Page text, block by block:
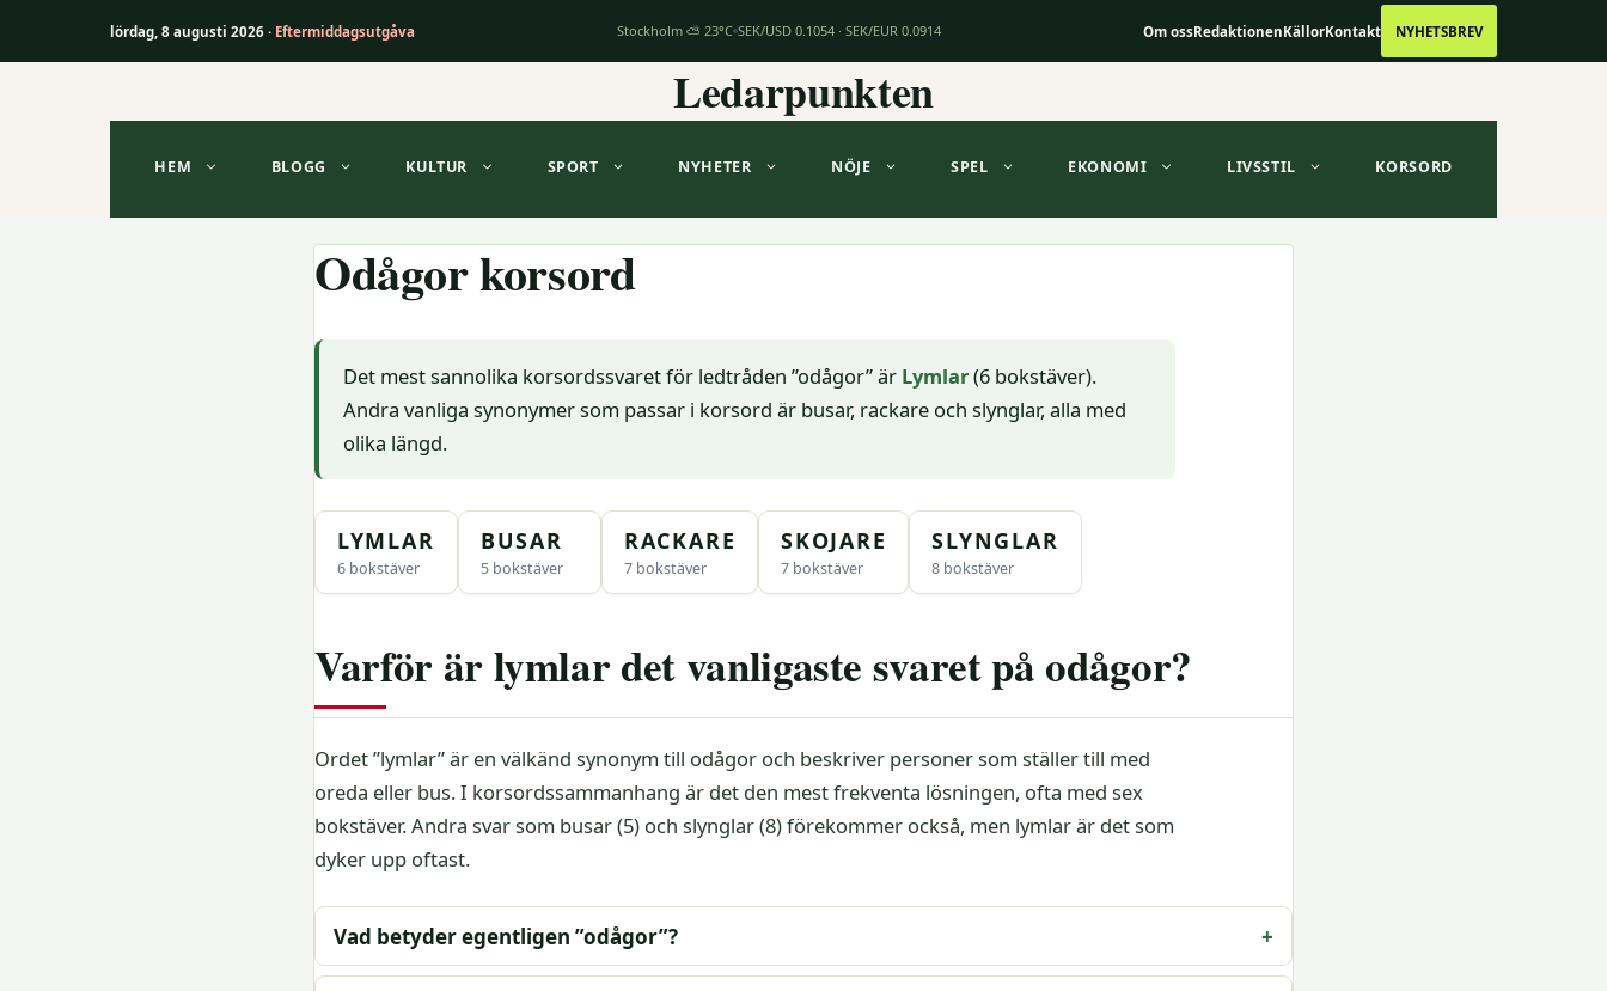
lördag, 8 augusti 2026 · Eftermiddagsutgåva Stockholm ⛅ 23°C SEK/USD 0.1054 · SEK/EUR 0.0914 Om ossRedaktionenKällorKontakt NYHETSBREV
Ledarpunkten
HEM BLOGG KULTUR SPORT NYHETER NÖJE SPEL EKONOMI LIVSSTIL KORSORD
Odågor korsord
Det mest sannolika korsordssvaret för ledtråden ”odågor” är Lymlar(6 bokstäver).
Andra vanliga synonymer som passar i korsord är busar, rackare och slynglar, alla med
olika längd.
LYMLAR
6 bokstäver
BUSAR
5 bokstäver
RACKARE
7 bokstäver
SKOJARE
7 bokstäver
SLYNGLAR
8 bokstäver
Varför är lymlar det vanligaste svaret på odågor?
Ordet ”lymlar” är en välkänd synonym till odågor och beskriver personer som ställer till med
oreda eller bus. I korsordssammanhang är det den mest frekventa lösningen, ofta med sex
bokstäver. Andra svar som busar (5) och slynglar (8) förekommer också, men lymlar är det som
dyker upp oftast.
Vad betyder egentligen ”odågor”?